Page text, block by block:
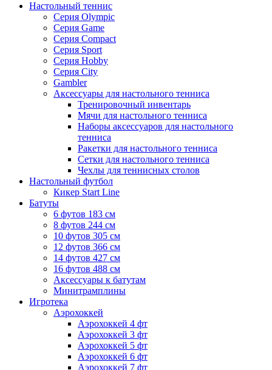
Настольный теннис
Серия Olympic
Серия Game
Серия Compact
Серия Sport
Серия Hobby
Серия City
Gambler
Аксессуары для настольного тенниса
Тренировочный инвентарь
Мячи для настольного тенниса
Наборы аксессуаров для настольного
тенниса
Ракетки для настольного тенниса
Сетки для настольного тенниса
Чехлы для теннисных столов
Настольный футбол
Кикер Start Line
Батуты
6 футов 183 см
8 футов 244 см
10 футов 305 см
12 футов 366 см
14 футов 427 см
16 футов 488 см
Аксессуары к батутам
Минитрамплины
Игротека
Аэрохоккей
Аэрохоккей 4 фт
Аэрохоккей 3 фт
Аэрохоккей 5 фт
Аэрохоккей 6 фт
Аэрохоккей 7 фт